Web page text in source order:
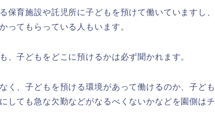
保育施設や託児所に子どもを預けて働いていますし、
ってもらっている人もいます。
、子どもをどこに預けるかは必ず聞かれます。
く、子どもを預ける環境があって働けるのか、子ども
しても急な欠勤などがなるべくないかなどを園側はチ